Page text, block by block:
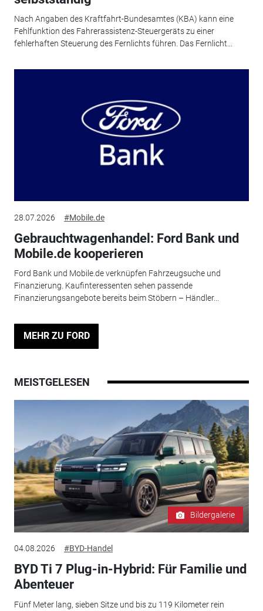
Nach Angaben des Kraftfahrt-Bundesamtes (KBA) kann eine
Fehlfunktion des Fahrerassistenz-Steuergeräts zu einer
fehlerhaften Steuerung des Fernlichts führen. Das Fernlicht...
28.07.2026 #Mobile.de
Gebrauchtwagenhandel: Ford Bank und
Mobile.de kooperieren
Ford Bank und Mobile.de verknüpfen Fahrzeugsuche und
Finanzierung. Kaufinteressenten sehen passende
Finanzierungsangebote bereits beim Stöbern – Händler...
MEHR ZU FORD
MEISTGELESEN
Bildergalerie
04.08.2026 #BYD-Handel
BYD Ti 7 Plug-in-Hybrid: Für Familie und
Abenteuer
Fünf Meter lang, sieben Sitze und bis zu 119 Kilometer rein